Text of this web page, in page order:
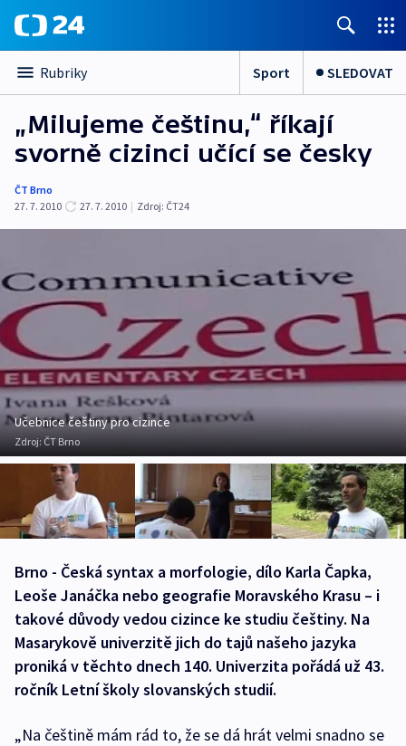
Rubriky Sport SLEDOVAT
„Milujeme češtinu,“ říkají
svorně cizinci učící se česky
ČT Brno
27. 7. 2010
27. 7. 2010 | Zdroj: ČT24
Učebnice češtiny pro cizince
Zdroj: ČT Brno
Brno - Česká syntax a morfologie, dílo Karla Čapka,
Leoše Janáčka nebo geografie Moravského Krasu – i
takové důvody vedou cizince ke studiu češtiny. Na
Masarykově univerzitě jich do tajů našeho jazyka
proniká v těchto dnech 140. Univerzita pořádá už 43.
ročník Letní školy slovanských studií.
„Na češtině mám rád to, že se dá hrát velmi snadno se